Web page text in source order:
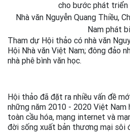
Nhà văn Nguyễn Quang Thiều,
Nam phát
Tham dự Hội thảo có nhà văn
Hội Nhà văn Việt Nam; đông đảo
nhà phê bình văn học.
Hội thảo đã đặt ra nhiều vấn đề
những năm 2010 - 2020 Việt Nam
toàn cầu hóa, mạng internet và
đời sống xuất bản thương mại sôi